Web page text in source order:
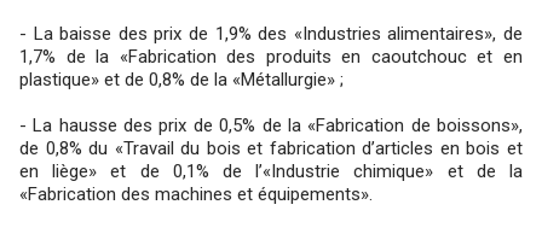
- La baisse des prix de 1,9% des «Industries alimentaires», de
1,7% de la «Fabrication des produits en caoutchouc et en
plastique» et de 0,8% de la «Métallurgie» ;
- La hausse des prix de 0,5% de la «Fabrication de boissons»,
de 0,8% du «Travail du bois et fabrication d’articles en bois et
en liège» et de 0,1% de l’«Industrie chimique» et de la
«Fabrication des machines et équipements».